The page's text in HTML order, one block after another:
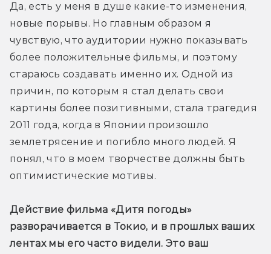
Да, есть у меня в душе какие-то изменения,
новые порывы. Но главным образом я
чувствую, что аудитории нужно показывать
более положительные фильмы, и поэтому
стараюсь создавать именно их. Одной из
причин, по которым я стал делать свои
картины более позитивными, стала трагедия
2011 года, когда в Японии произошло
землетрясение и погибло много людей. Я
понял, что в моем творчестве должны быть
оптимистические мотивы.
Действие фильма «Дитя погоды»
разворачивается в Токио, и в прошлых ваших
лентах мы его часто видели. Это ваш